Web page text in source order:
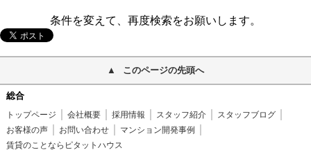
条件を変えて、再度検索をお願いします。
このページの先頭へ
総合
トップページ 会社概要 採用情報 スタッフ紹介
スタッフブログ
お客様の声
お問い合わせ
マンション開発事例
賃貸のことならピタットハウス